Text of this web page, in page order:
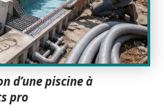
d’une piscine à
pro